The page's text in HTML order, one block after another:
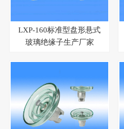
LXP-160标准型盘形悬式
玻璃绝缘子生产厂家